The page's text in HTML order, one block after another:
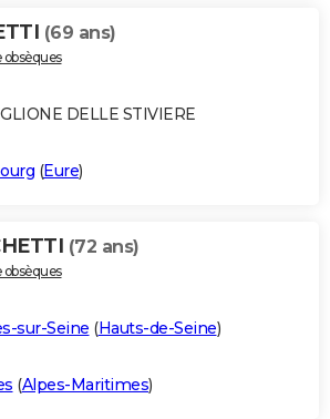
(69 ans)
DELLE STIVIERE
(Eure)
(72 ans)
sur-Seine (Hauts-de-Seine)
(Alpes-Maritimes)